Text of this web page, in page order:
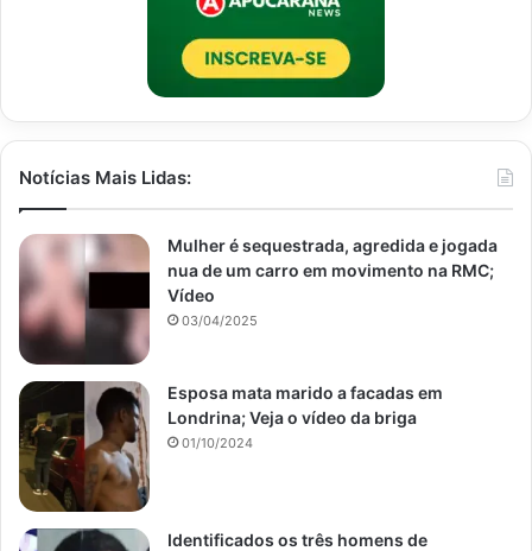
Notícias Mais Lidas:
Mulher é sequestrada, agredida e jogada
nua de um carro em movimento na RMC;
Vídeo
03/04/2025
Esposa mata marido a facadas em
Londrina; Veja o vídeo da briga
01/10/2024
Identificados os três homens de